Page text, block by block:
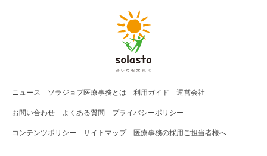
ニュース ソラジョブ医療事務 とは 利用ガイド 運営会社
お問い合わせ よくある質問 プライバシーポリシー
コンテンツポリシー サイトマップ 医療事務の採用ご担当者様へ